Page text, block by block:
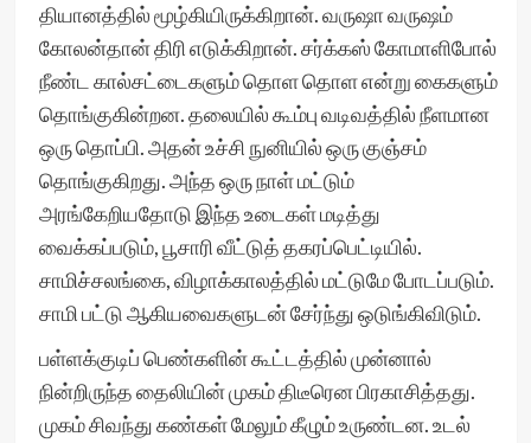
தியானத்தில் மூழ்கியிருக்கிறான். வருஷா வருஷம்
கோலன்தான் திரி எடுக்கிறான். சர்க்கஸ் கோமாளிபோல்
நீண்ட கால்சட்டைகளும் தொள தொள என்று கைகளும்
தொங்குகின்றன. தலையில் கூம்பு வடிவத்தில் நீளமான
ஒரு தொப்பி. அதன் உச்சி நுனியில் ஒரு குஞ்சம்
தொங்குகிறது. அந்த ஒரு நாள் மட்டும்
அரங்கேறியதோடு இந்த உடைகள் மடித்து
வைக்கப்படும், பூசாரி வீட்டுத் தகரப்பெட்டியில்.
சாமிச்சலங்கை, விழாக்காலத்தில் மட்டுமே போடப்படும்.
சாமி பட்டு ஆகியவைகளுடன் சேர்ந்து ஒடுங்கிவிடும்.
பள்ளக்குடிப் பெண்களின் கூட்டத்தில் முன்னால்
நின்றிருந்த தைலியின் முகம் திடீரென பிரகாசித்தது.
முகம் சிவந்து கண்கள் மேலும் கீழும் உருண்டன. உடல்